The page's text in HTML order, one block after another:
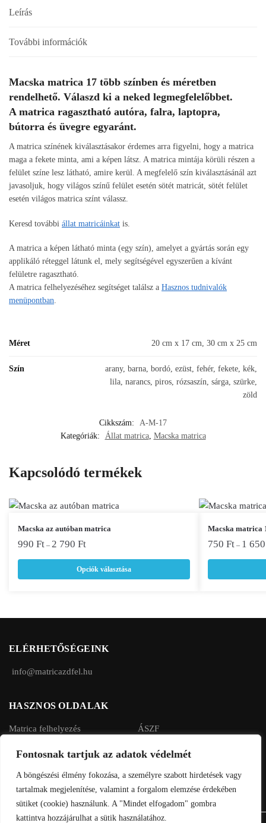
Fontosnak tartjuk az adatok védelmét
A böngészési élmény fokozása, a személyre szabott hirdetések vagy
tartalmak megjelenítése, valamint a forgalom elemzése érdekében
sütiket (cookie) használunk. A "Mindet elfogadom" gombra
kattintva hozzájárulhat a sütik használatához.
Leírás
További információk
Macska matrica 17 több színben és méretben
rendelhető. Válaszd ki a neked legmegfelelőbbet.
A matrica ragasztható autóra, falra, laptopra,
bútorra és üvegre egyaránt.
A matrica színének kiválasztásakor érdemes arra figyelni, hogy a matrica
maga a fekete minta, ami a képen látsz. A matrica mintája körüli részen a
felület színe lesz látható, amire kerül. A megfelelő szín kiválasztásánál azt
javasoljuk, hogy világos színű felület esetén sötét matricát, sötét felület
esetén világos matrica színt válassz.
Keresd további állat matricáinkat is.
A matrica a képen látható minta (egy szín), amelyet a gyártás során egy
applikáló réteggel látunk el, mely segítségével egyszerűen a kívánt
felületre ragasztható.
A matrica felhelyezéséhez segítséget találsz a Hasznos tudnivalók
menüpontban.
Méret 20 cm x 17 cm, 30 cm x 25 cm
Szín
arany, barna, bordó, ezüst, fehér, fekete, kék,
lila, narancs, piros, rózsaszín, sárga, szürke,
zöld
Cikkszám:
A-M-17
Kategóriák:
Állat matrica, Macska matrica
Kapcsolódó termékek
Macska az autóban matrica
990 Ft – 2 790 Ft
Opciók választása
Ennek
a
választhatók
Macska matrica
750 Ft – 1
Ennek
a
ELÉRHETŐSÉGEINK
info@matricazdfel.hu
HASZNOS OLDALAK
Matrica felhelyezés ÁSZF
Adatvédelmi tájékoztató